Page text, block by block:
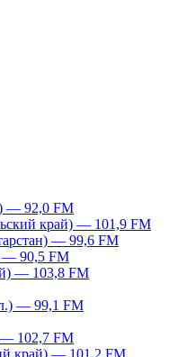
— 92,0 FM
край) — 101,9 FM
— 99,6 FM
— 90,5 FM
— 103,8 FM
— 99,1 FM
— 102,7 FM
край) — 101,2 FM